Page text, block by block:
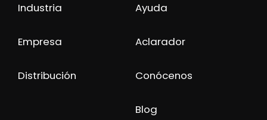
Industria
Empresa
Distribución
Ayuda
Aclarador
Conócenos
Blog